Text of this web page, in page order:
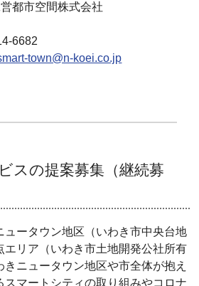
都市空間株式会社
6682
town@n-koei.co.jp
スの提案募集（継続募
ータウン地区（いわき市中央台地
エリア（いわき市土地開発公社所有
ニュータウン地区や市全体が抱え
スマートシティの取り組みやコロナ